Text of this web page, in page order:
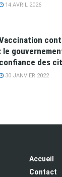
14 AVRIL 2026
: le
confiance des
30 JANVIER 2022
Accueil
Contact